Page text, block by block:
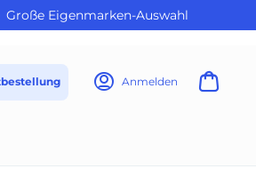
Große Eigenmarken-Auswahl
Anmelden